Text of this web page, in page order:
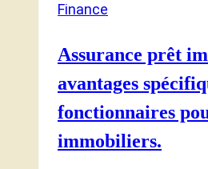
Finance
Assurance prêt
avantages
fonctionnaires
immobiliers.